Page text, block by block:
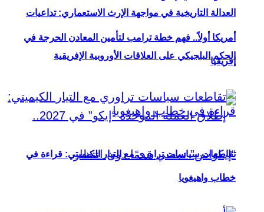
العدالة التاريخية في مواجهة الإرث الاستعماري: تداعيات
الحكم البلجيكي على العلاقات الأوروبية الإفريقية
أمريكا أولاً.. فهم خطة ترامب لتأمين المعادن الحرجة في
إفريقيا
تقاطعات سياسات تراوري مع التيار الكيميتي: قراءة في
خطاب واهيغويا